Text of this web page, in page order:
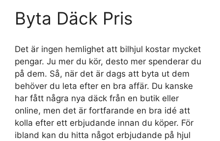
Byta Däck Pris
Det är ingen hemlighet att bilhjul kostar mycket
pengar. Ju mer du kör, desto mer spenderar du
på dem. Så, när det är dags att byta ut dem
behöver du leta efter en bra affär. Du kanske
har fått några nya däck från en butik eller
online, men det är fortfarande en bra idé att
kolla efter ett erbjudande innan du köper. För
ibland kan du hitta något erbjudande på hjul